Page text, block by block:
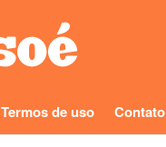
Termos de uso Contato